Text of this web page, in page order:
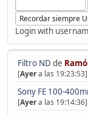
Login with
Filtro ND de
[Ayera las 19:23:53]
Sony FE 100-
[Ayera las 19:14:36]